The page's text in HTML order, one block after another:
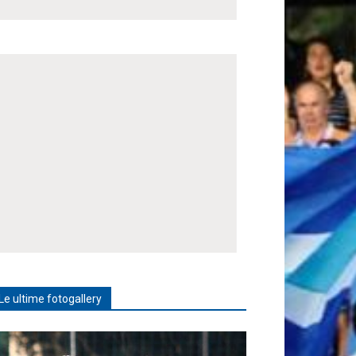
ultime fotogallery